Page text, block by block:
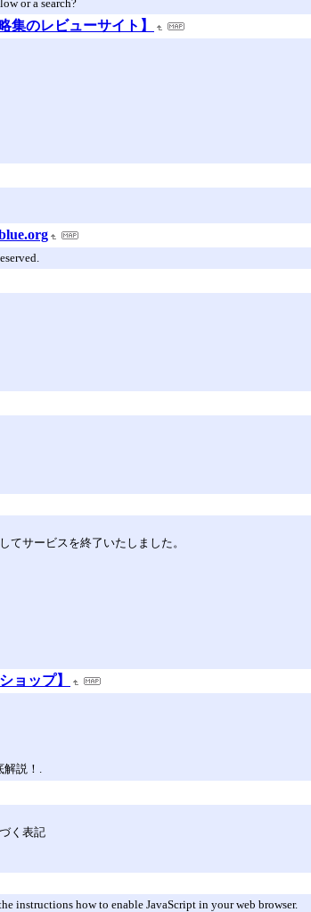
or a search?
集のレビューサイト】
てサービスを終了いたしました。
ョップ】
解説！.
く表記
instructions how to enable JavaScript in your web browser.